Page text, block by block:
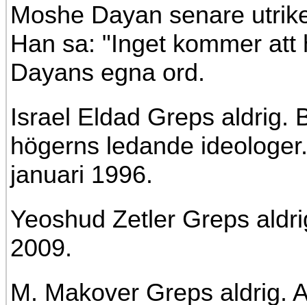
Moshe Dayan senare
Han sa: "Inget kommer att
Dayans egna ord.
Israel Eldad Greps aldrig.
högerns ledande
januari 1996.
Yeoshud Zetler Greps
2009.
M. Makover Greps aldrig.